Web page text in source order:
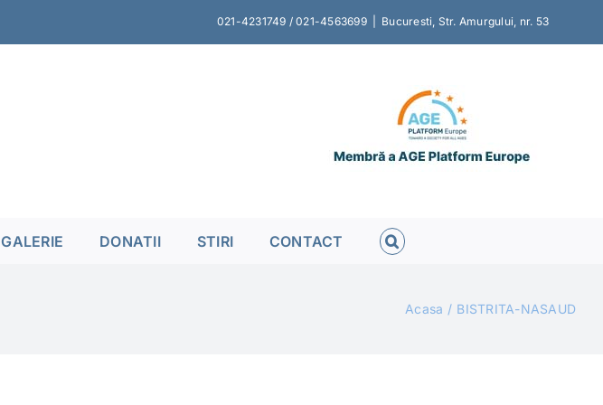
021-4231749 / 021-4563699 Bucuresti, Str. Amurgului, nr. 53
GALERIE DONATII STIRI CONTACT
Acasa BISTRITA-NASAUD